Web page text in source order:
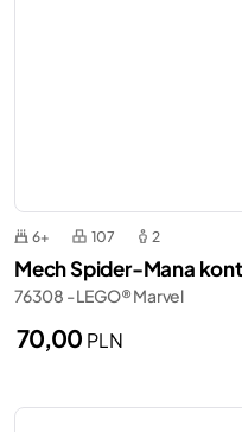
6+ 107 2
Mech Spider-Mana
76308 - LEGO® Marvel
70,00 PLN